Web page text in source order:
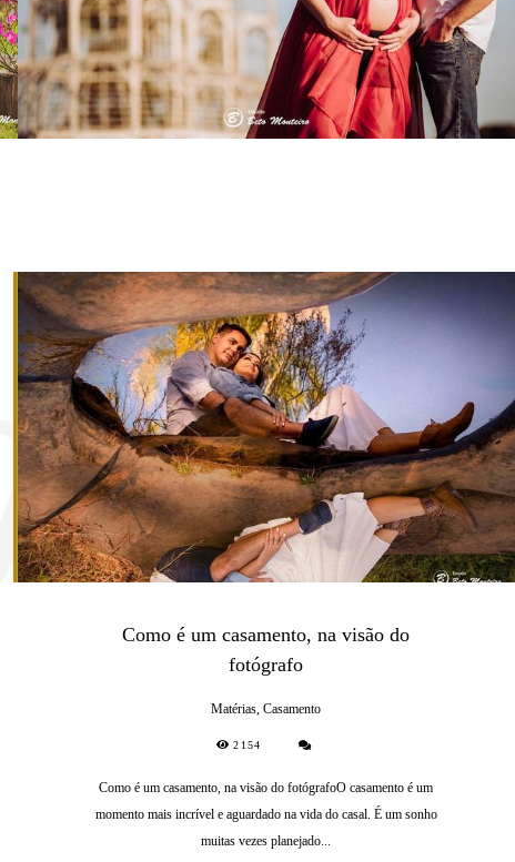
78
Como é um casamento, na visão do
fotógrafo
Matérias, Casamento
2154
Como é um casamento, na visão do fotógrafoO casamento é um
momento mais incrível e aguardado na vida do casal. É um sonho
muitas vezes planejado...